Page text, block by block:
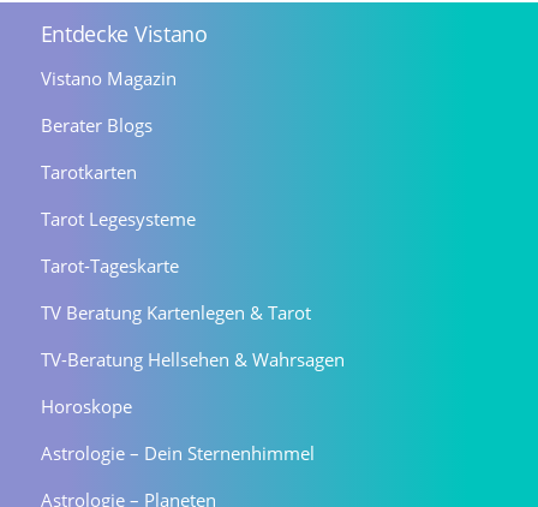
Entdecke Vistano
Vistano Magazin
Berater Blogs
Tarotkarten
Tarot Legesysteme
Tarot-Tageskarte
TV Beratung Kartenlegen & Tarot
TV-Beratung Hellsehen & Wahrsagen
Horoskope
Astrologie – Dein Sternenhimmel
Astrologie – Planeten